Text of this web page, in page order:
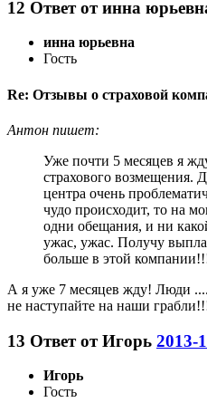
12 Ответ отинна
инна юрьевна
Гость
Re: Отзывы о страховой
Антон пишет:
Уже почти 5 месяцев я
страхового возмещения.
центра очень
чудо происходит, то на
одни обещания, и ни
ужас, ужас. Получу
больше в этой
А я уже 7 месяцев жду! Люди
не наступайте на наши
13 Ответ отИгорь 2013-
Игорь
Гость